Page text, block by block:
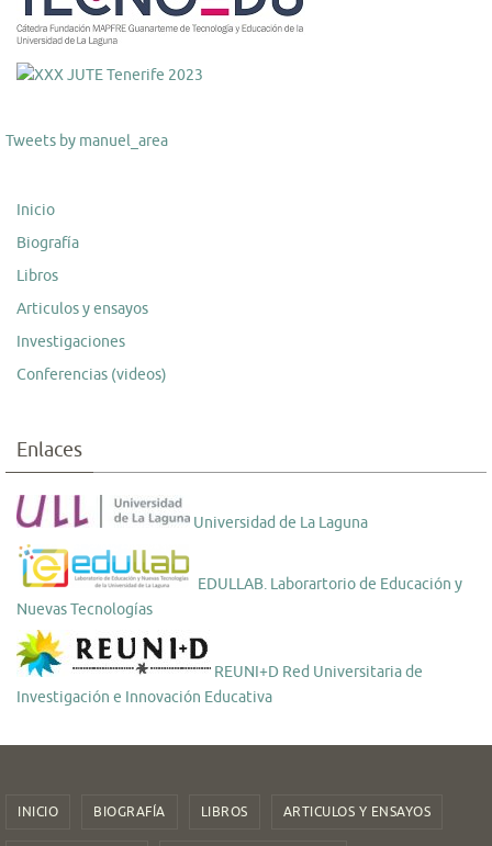
Tweets by manuel_area
Inicio
Biografía
Libros
Articulos y ensayos
Investigaciones
Conferencias (videos)
Enlaces
Universidad de La Laguna
EDULLAB. Laborartorio de Educación y
Nuevas Tecnologías
REUNI+D Red Universitaria de
Investigación e Innovación Educativa
INICIO BIOGRAFÍA LIBROS ARTICULOS Y ENSAYOS